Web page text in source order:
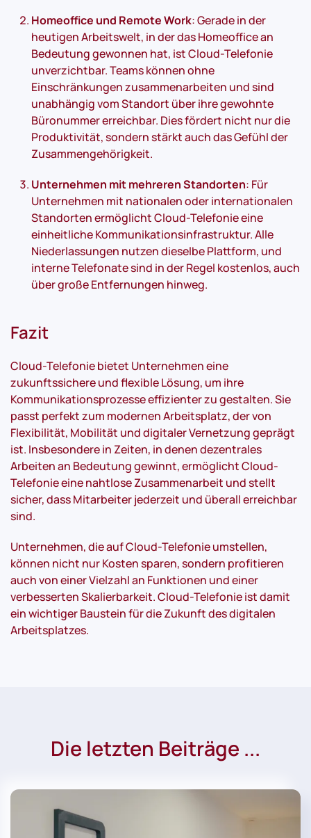
Homeoffice und Remote Work: Gerade in der
heutigen Arbeitswelt, in der das Homeoffice an
Bedeutung gewonnen hat, ist Cloud-Telefonie
unverzichtbar. Teams können ohne
Einschränkungen zusammenarbeiten und sind
unabhängig vom Standort über ihre gewohnte
Büronummer erreichbar. Dies fördert nicht nur die
Produktivität, sondern stärkt auch das Gefühl der
Zusammengehörigkeit.
Unternehmen mit mehreren Standorten: Für
Unternehmen mit nationalen oder internationalen
Standorten ermöglicht Cloud-Telefonie eine
einheitliche Kommunikationsinfrastruktur. Alle
Niederlassungen nutzen dieselbe Plattform, und
interne Telefonate sind in der Regel kostenlos, auch
über große Entfernungen hinweg.
Fazit
Cloud-Telefonie bietet Unternehmen eine
zukunftssichere und flexible Lösung, um ihre
Kommunikationsprozesse effizienter zu gestalten. Sie
passt perfekt zum modernen Arbeitsplatz, der von
Flexibilität, Mobilität und digitaler Vernetzung geprägt
ist. Insbesondere in Zeiten, in denen dezentrales
Arbeiten an Bedeutung gewinnt, ermöglicht Cloud-
Telefonie eine nahtlose Zusammenarbeit und stellt
sicher, dass Mitarbeiter jederzeit und überall erreichbar
sind.
Unternehmen, die auf Cloud-Telefonie umstellen,
können nicht nur Kosten sparen, sondern profitieren
auch von einer Vielzahl an Funktionen und einer
verbesserten Skalierbarkeit. Cloud-Telefonie ist damit
ein wichtiger Baustein für die Zukunft des digitalen
Arbeitsplatzes.
Die letzten Beiträge ...